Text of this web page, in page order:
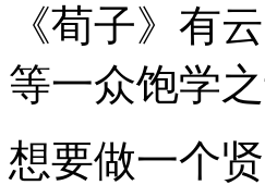
《荀子》有
等一众饱学
想要做一个